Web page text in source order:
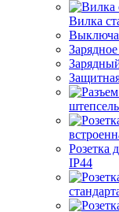
Вилка
Розетка
IP44